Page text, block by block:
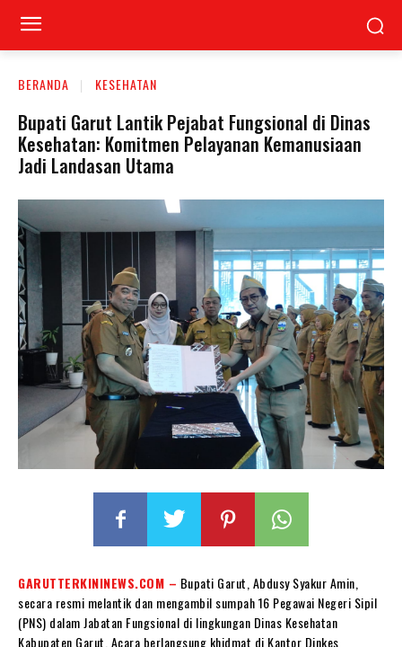
BERANDA KESEHATAN
Bupati Garut Lantik Pejabat Fungsional di Dinas
Kesehatan: Komitmen Pelayanan Kemanusiaan
Jadi Landasan Utama
GARUTTERKININEWS.COM – Bupati Garut, Abdusy Syakur Amin,
secara resmi melantik dan mengambil sumpah 16 Pegawai Negeri Sipil
(PNS) dalam Jabatan Fungsional di lingkungan Dinas Kesehatan
Kabupaten Garut. Acara berlangsung khidmat di Kantor Dinkes